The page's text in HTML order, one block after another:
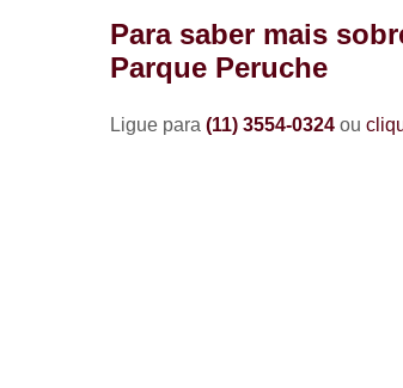
Para saber mais
Parque Peruche
Ligue para (11) 3554-0324 ou